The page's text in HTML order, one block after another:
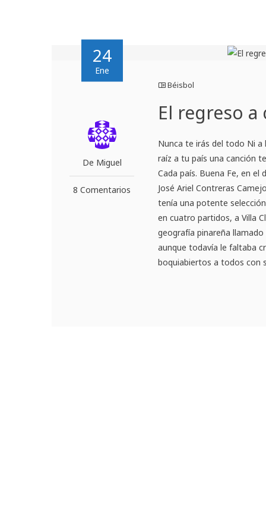
24
Ene
De Miguel
8 Comentarios
Béisbol
El regreso a
Nunca te irás del todo Ni
raíz a tu país una canción
Cada país. Buena Fe, en el
José Ariel Contreras
tenía una potente
en cuatro partidos, a Villa
geografía pinareña
aunque todavía le faltaba
boquiabiertos a todos con